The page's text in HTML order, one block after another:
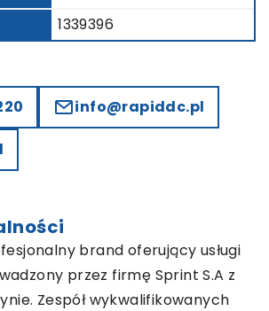
1339396
info@rapiddc.pl
brand oferujący usługi
przez firmę Sprint S.A z
Zespół wykwalifikowanych